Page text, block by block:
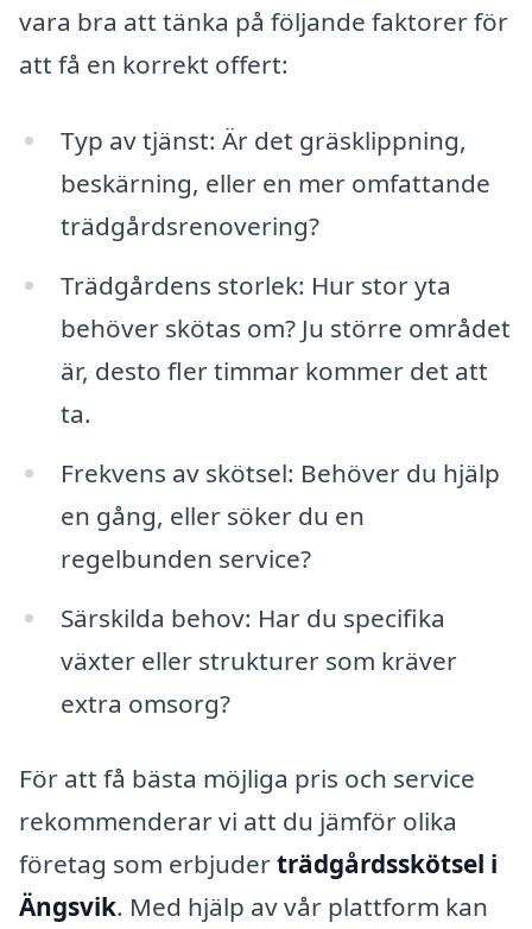
vara bra att tänka på följande faktorer för
att få en korrekt offert:
Typ av tjänst: Är det gräsklippning,
beskärning, eller en mer omfattande
trädgårdsrenovering?
Trädgårdens storlek: Hur stor yta
behöver skötas om? Ju större området
är, desto fler timmar kommer det att
ta.
Frekvens av skötsel: Behöver du hjälp
en gång, eller söker du en
regelbunden service?
Särskilda behov: Har du specifika
växter eller strukturer som kräver
extra omsorg?
För att få bästa möjliga pris och service
rekommenderar vi att du jämför olika
företag som erbjuderträdgårdsskötsel i
Ängsvik. Med hjälp av vår plattform kan